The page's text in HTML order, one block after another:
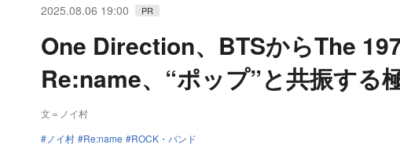
2025.08.06 19:00 PR
One Direction、BTSからThe
Re:name、“ポップ”と共振する
文＝ノイ村
ノイ村
Re:name ROCK・バンド